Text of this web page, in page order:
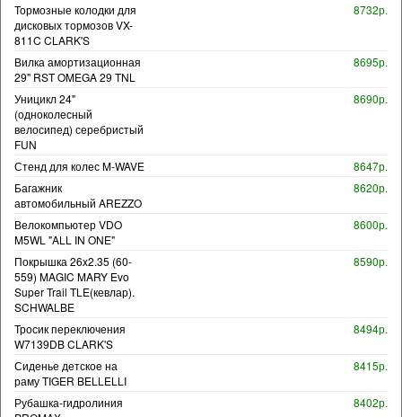
Тормозные колодки для
дисковых тормозов VX-
811C CLARK'S
8732р.
Вилка амортизационная
29" RST OMEGA 29 TNL
8695р.
Уницикл 24"
(одноколесный
велосипед) серебристый
FUN
8690р.
Стенд для колес M-WAVE
8647р.
Багажник
автомобильный AREZZO
8620р.
Велокомпьютер VDO
M5WL "ALL IN ONE"
8600р.
Покрышка 26x2.35 (60-
559) MAGIC MARY Evo
Super Trail TLE(кевлар).
SCHWALBE
8590р.
Тросик переключения
W7139DB CLARK'S
8494р.
Сиденье детское на
раму TIGER BELLELLI
8415р.
Рубашка-гидролиния
8402р.